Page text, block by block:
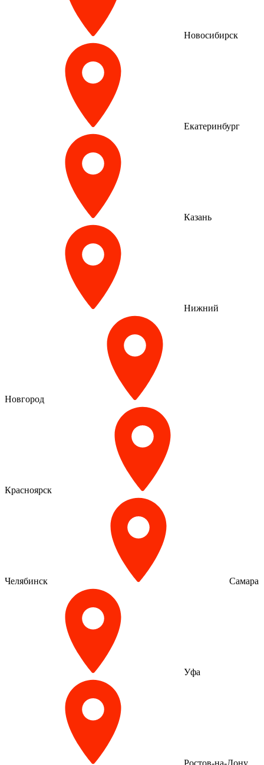
Новосибирск
Екатеринбург
Казань
Нижний
Новгород
Красноярск
Челябинск Самара
Уфа
Ростов-на-Дону